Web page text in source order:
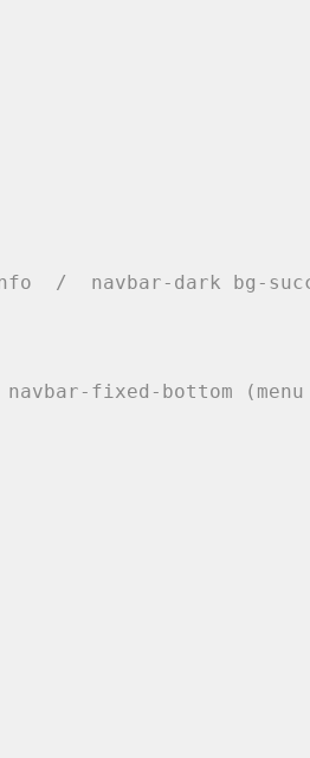
/  navbar-dark bg-
fixed-bottom (menu